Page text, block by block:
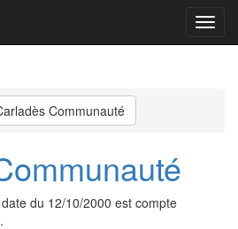
Menu
Communauté
du 12/10/2000 est compte